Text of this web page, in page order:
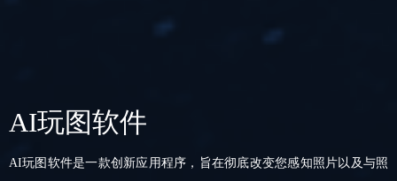
AI玩图软件
AI玩图软件是一款创新应用程序，旨在彻底改变您感知照片以及与照